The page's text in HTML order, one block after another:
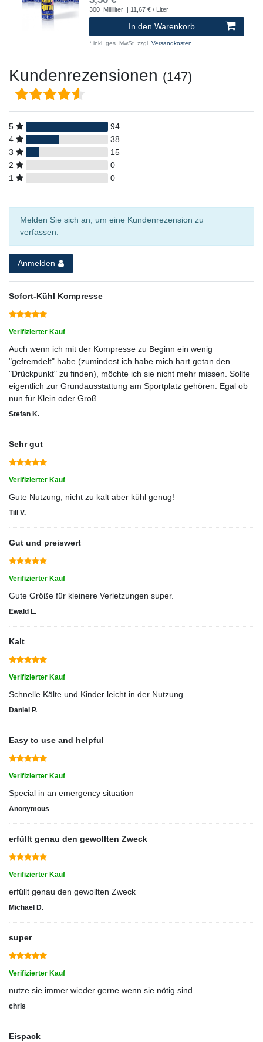
300 Milliliter | 11,67 € / Liter
In den Warenkorb
* inkl. ges. MwSt. zzgl. Versandkosten
Kundenrezensionen (147)
5
94
4
38
3
15
2
0
1
0
Melden Sie sich an, um eine Kundenrezension zu
verfassen.
Anmelden
Sofort-Kühl Kompresse
Verifizierter Kauf
Auch wenn ich mit der Kompresse zu Beginn ein wenig
"gefremdelt" habe (zumindest ich habe mich hart getan den
"Drückpunkt" zu finden), möchte ich sie nicht mehr missen. Sollte
eigentlich zur Grundausstattung am Sportplatz gehören. Egal ob
nun für Klein oder Groß.
Stefan K.
Sehr gut
Verifizierter Kauf
Gute Nutzung, nicht zu kalt aber kühl genug!
Till V.
Gut und preiswert
Verifizierter Kauf
Gute Größe für kleinere Verletzungen super.
Ewald L.
Kalt
Verifizierter Kauf
Schnelle Kälte und Kinder leicht in der Nutzung.
Daniel P.
Easy to use and helpful
Verifizierter Kauf
Special in an emergency situation
Anonymous
erfüllt genau den gewollten Zweck
Verifizierter Kauf
erfüllt genau den gewollten Zweck
Michael D.
super
Verifizierter Kauf
nutze sie immer wieder gerne wenn sie nötig sind
chris
Eispack